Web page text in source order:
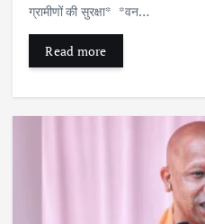
ग्रामीणों की सुरक्षा* *वन…
Read more